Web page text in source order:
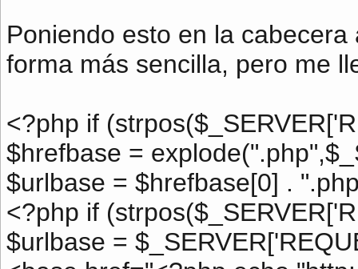
Poniendo esto en la
forma más sencilla, pero me
<?php if
$hrefbase =
$urlbase = $hrefbase[0] .
<?php if
$urlbase =